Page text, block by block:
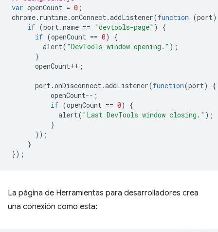
var openCount = 0 ;
chrome. runtime.onConnect.addListener(function (port)
if (port.name == "devtools-page" )
{
if (openCount == 0)
{
alert( "DevTools window opening." );
}
openCount++ ;
port.onDisconnect.addListener(function(port)
{
openCount-- ;
if (openCount == 0)
{
alert( "Last DevTools window closing." );
}
});
}
});
La página de Herramientas para desarrolladores crea
una conexión como esta: